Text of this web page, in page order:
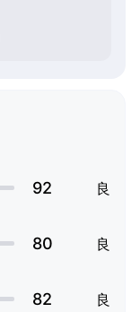
92 良
80 良
82 良